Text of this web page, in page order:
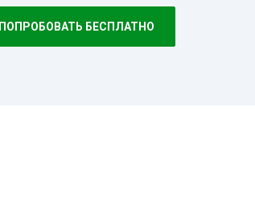
ПОПРОБОВАТЬ БЕСПЛАТНО